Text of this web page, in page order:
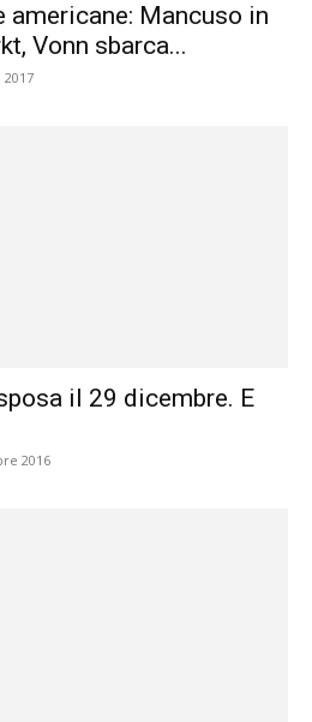
americane: Mancuso in
Vonn sbarca...
2017
il 29 dicembre. E
2016